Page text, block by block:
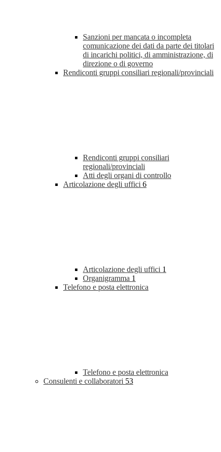
Sanzioni per mancata o incompleta
comunicazione dei dati da parte dei titolari
di incarichi politici, di amministrazione, di
direzione o di governo
Rendiconti gruppi consiliari regionali/provinciali
Rendiconti gruppi consiliari
regionali/provinciali
Atti degli organi di controllo
Articolazione degli uffici 6
Articolazione degli uffici 1
Organigramma 1
Telefono e posta elettronica
Telefono e posta elettronica
Consulenti e collaboratori 53